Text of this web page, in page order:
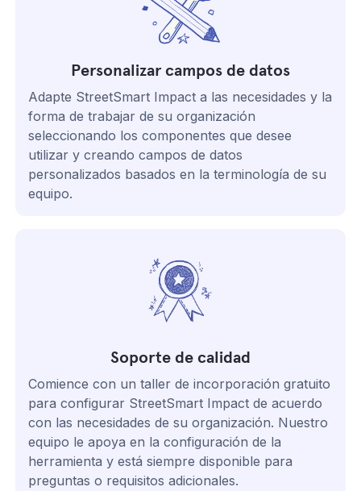
Personalizar campos de datos
Adapte StreetSmart Impact a las necesidades y la
forma de trabajar de su organización
seleccionando los componentes que desee
utilizar y creando campos de datos
personalizados basados en la terminología de su
equipo.
Soporte de calidad
Comience con un taller de incorporación gratuito
para configurar StreetSmart Impact de acuerdo
con las necesidades de su organización. Nuestro
equipo le apoya en la configuración de la
herramienta y está siempre disponible para
preguntas o requisitos adicionales.